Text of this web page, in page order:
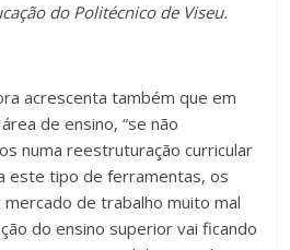
do Politécnico de Viseu.
acrescenta também que em
de ensino, “se não
numa reestruturação curricular
este tipo de ferramentas, os
de trabalho muito mal
do ensino superior vai ficando